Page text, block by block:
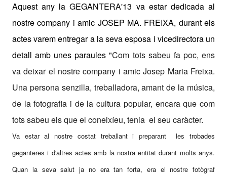
Aquest any la GEGANTERA'13 va estar dedicada al
nostre company i amic JOSEP MA. FREIXA, durant els
actes varem entregar a la seva esposa i vicedirectora un
detall amb unes paraules "Com tots sabeu fa poc, ens
va deixar el nostre company i amic Josep Maria Freixa.
Una persona senzilla, treballadora, amant de la música,
de la fotografia i de la cultura popular, encara que com
tots sabeu els que el coneixíeu, tenia el seu caràcter.
Va estar al nostre costat treballant i preparant les trobades
geganteres i d'altres actes amb la nostra entitat durant molts anys.
Quan la seva salut ja no era tan forta, era el nostre fotògraf